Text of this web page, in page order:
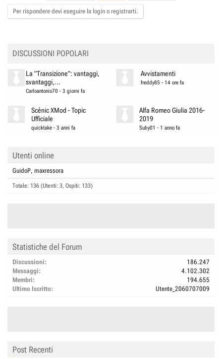
o
n
Per rispondere devi eseguire la login o registrarti.
DISCUSSIONI POPOLARI
La "Transizione": vantaggi,
svantaggi,...
Carloantonio70 - 3 giorni fa
Avvistamenti
freddy85 - 14 ore fa
Scénic XMod - Topic
Ufficiale
quicktake -3 anni fa
Alfa Romeo Giulia 2016-
2019
Suby01 - 1 anno fa
Utenti online
GuidoP maxressora
Totale: 136 (Utenti: 3, Ospiti: 133)
Statistiche del Forum
Discussioni
186.247
Messaggi
4.102.302
Membri
194.655
Ultimo Iscritto
Utente_2060707009
Post Recenti